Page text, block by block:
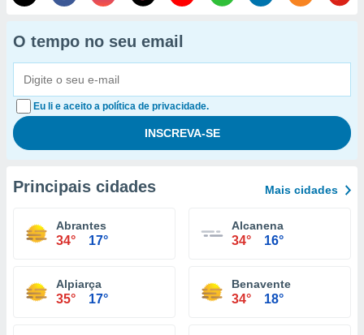
O tempo no seu email
Eu li e aceito a política de privacidade.
Principais cidades Mais cidades
Abrantes
34° 17°
Alcanena
34° 16°
Alpiarça
35° 17°
Benavente
34° 18°